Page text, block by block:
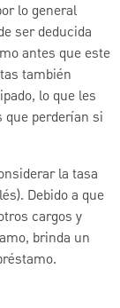
lo general
ser deducida
antes que este
también
lo que les
perderían si
la tasa
Debido a que
cargos y
brinda un